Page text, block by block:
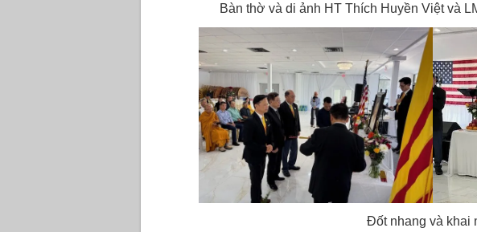
Bàn thờ và di ảnh HT Thích Huyền Việt và
Đốt nhang và khai